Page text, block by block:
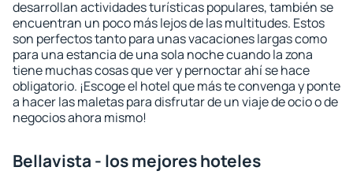
desarrollan actividades turísticas populares, también se
encuentran un poco más lejos de las multitudes. Estos
son perfectos tanto para unas vacaciones largas como
para una estancia de una sola noche cuando la zona
tiene muchas cosas que ver y pernoctar ahí se hace
obligatorio. ¡Escoge el hotel que más te convenga y ponte
a hacer las maletas para disfrutar de un viaje de ocio o de
negocios ahora mismo!
Bellavista - los mejores hoteles